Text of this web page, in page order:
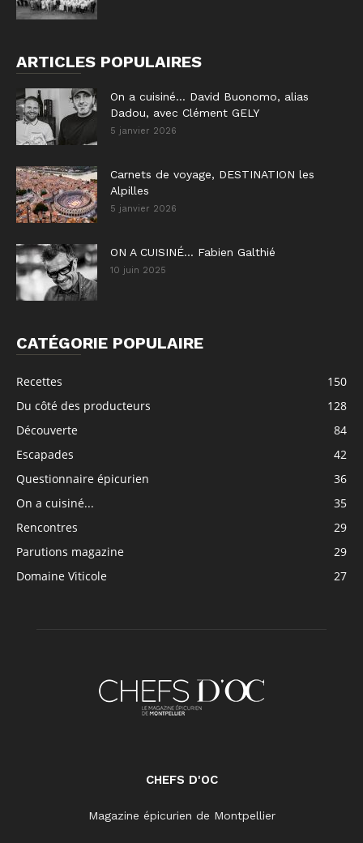
ARTICLES POPULAIRES
On a cuisiné… David Buonomo, alias
Dadou, avec Clément GELY
5 janvier 2026
Carnets de voyage, DESTINATION les
Alpilles
5 janvier 2026
ON A CUISINÉ… Fabien Galthié
10 juin 2025
CATÉGORIE POPULAIRE
Recettes
150
Du côté des producteurs
128
Découverte
84
Escapades
42
Questionnaire épicurien
36
On a cuisiné...
35
Rencontres
29
Parutions magazine
29
Domaine Viticole
27
CHEFS D'OC
Magazine épicurien de Montpellier